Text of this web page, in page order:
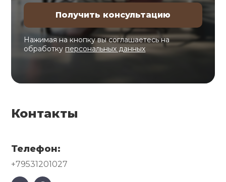
Нажимая на кнопку вы соглашаетесь на
обработкуперсональных данных
Контакты
Телефон:
+79531201027